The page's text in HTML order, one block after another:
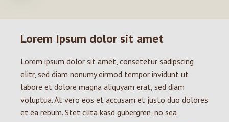
Lorem Ipsum dolor sit amet
Lorem ipsum dolor sit amet, consetetur sadipscing
elitr, sed diam nonumy eirmod tempor invidunt ut
labore et dolore magna aliquyam erat, sed diam
voluptua. At vero eos et accusam et justo duo dolores
et ea rebum. Stet clita kasd gubergren, no sea